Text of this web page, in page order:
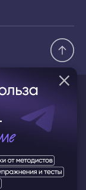
г. Краснодар,
91/1
СОУТ